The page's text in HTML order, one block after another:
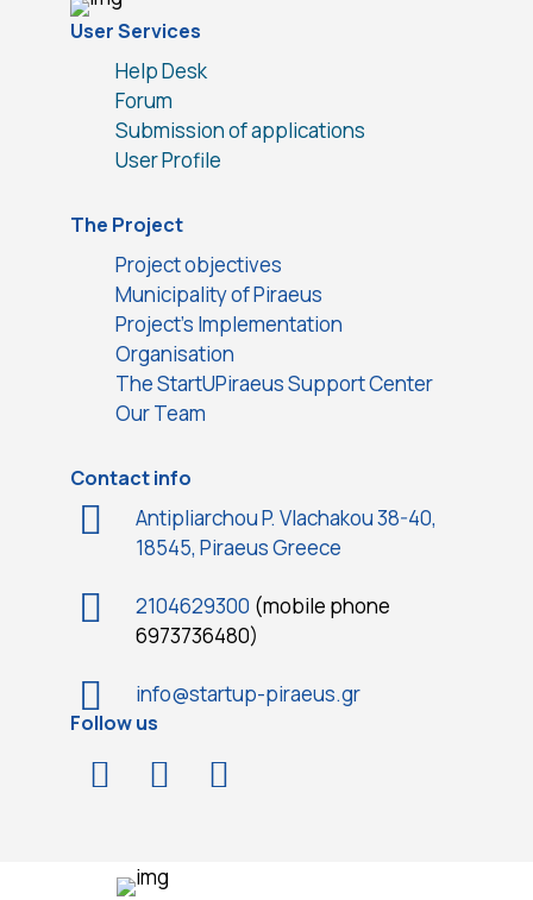
User Services
Help Desk
Forum
Submission of applications
User Profile
The Project
Project objectives
Municipality of Piraeus
Project’s Implementation
Organisation
The StartUPiraeus Support Center
Our Team
Contact info
Antipliarchou P. Vlachakou 38-40,
18545, Piraeus Greece
2104629300 (mobile phone
6973736480)
info@startup-piraeus.gr
Follow us